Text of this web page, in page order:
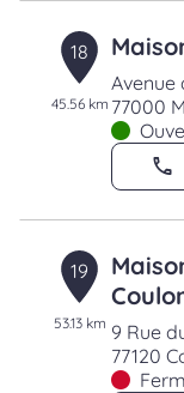
18
45.56 km
Avenue
77000
19
53.13 km 9 Rue
77120